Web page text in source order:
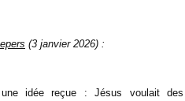
(3 janvier 2026) :
idée reçue : Jésus voulait des